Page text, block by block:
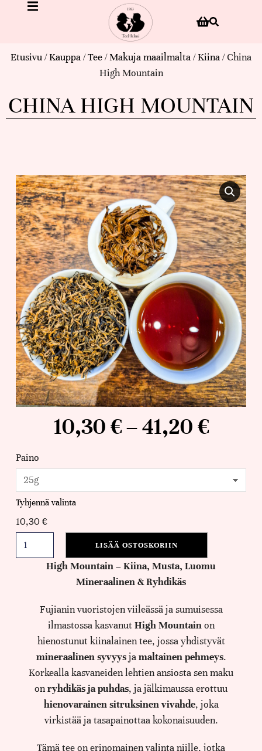
Etusivu/Kauppa/Tee/Makuja maailmalta/Kiina/ China
High Mountain
CHINA HIGH MOUNTAIN
10,30€–41,20€
Paino
Tyhjennä valinta
10,30€
LISÄÄ OSTOSKORIIN
High Mountain – Kiina, Musta, Luomu
Mineraalinen & Ryhdikäs
Fujianin vuoristojen viileässä ja sumuisessa
ilmastossa kasvanut High Mountainon
hienostunut kiinalainen tee, jossa yhdistyvät
mineraalinen syvyysjamaltainen pehmeys.
Korkealla kasvaneiden lehtien ansiosta sen maku
onryhdikäs ja puhdas, ja jälkimaussa erottuu
hienovarainen sitruksinen vivahde, joka
virkistää ja tasapainottaa kokonaisuuden.
Tämä tee on erinomainen valinta niille, jotka